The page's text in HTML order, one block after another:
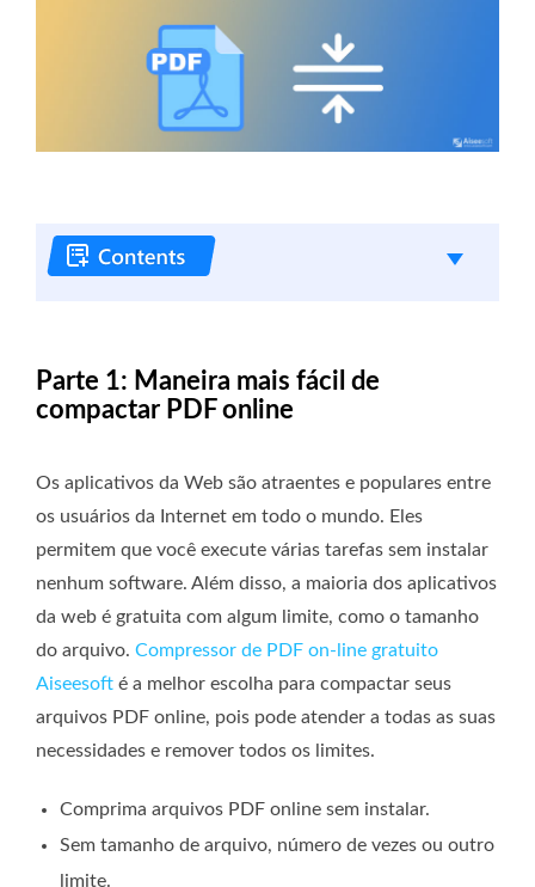
Parte 1: Maneira mais fácil de
compactar PDF online
Os aplicativos da Web são atraentes e populares entre
os usuários da Internet em todo o mundo. Eles
permitem que você execute várias tarefas sem instalar
nenhum software. Além disso, a maioria dos aplicativos
da web é gratuita com algum limite, como o tamanho
do arquivo. Compressor de PDF on-line gratuito
Aiseesoft é a melhor escolha para compactar seus
arquivos PDF online, pois pode atender a todas as suas
necessidades e remover todos os limites.
Comprima arquivos PDF online sem instalar.
Sem tamanho de arquivo, número de vezes ou outro
limite.